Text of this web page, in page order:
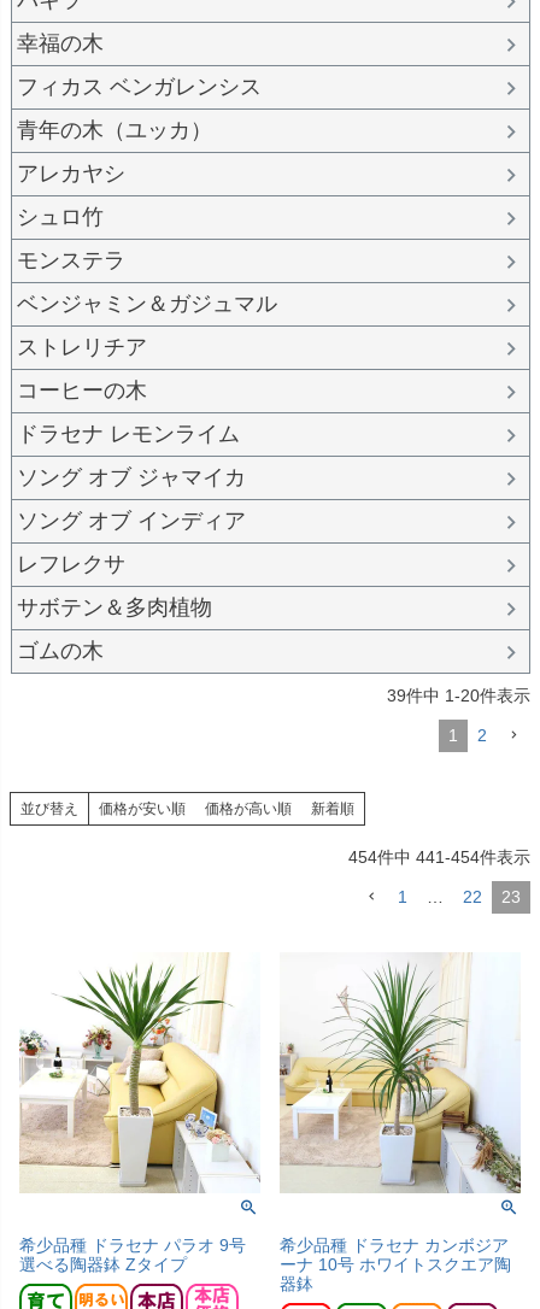
幸福の木
フィカス ベンガレンシス
青年の木（ユッカ）
アレカヤシ
シュロ竹
モンステラ
ベンジャミン＆ガジュマル
ストレリチア
コーヒーの木
ドラセナ レモンライム
ソング オブ ジャマイカ
ソング オブ インディア
レフレクサ
サボテン＆多肉植物
ゴムの木
39件中 1-20件表示
1 2
並び替え 価格が安い順 価格が高い順 新着順
454件中 441-454件表示
1 22 23
希少品種 ドラセナ パラオ 9号
選べる陶器鉢 Zタイプ
希少品種 ドラセナ カンボジア
ーナ 10号 ホワイトスクエア陶
器鉢